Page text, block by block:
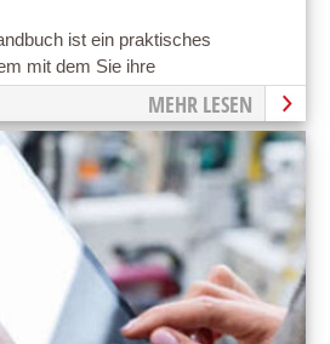
ist ein praktisches
mit dem Sie ihre
erreichen könnenMEHR LESEN